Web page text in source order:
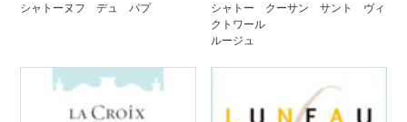
シャトーヌフ デュ パプ
シャトー クーサン サント ヴィ
クトワール
ルージュ